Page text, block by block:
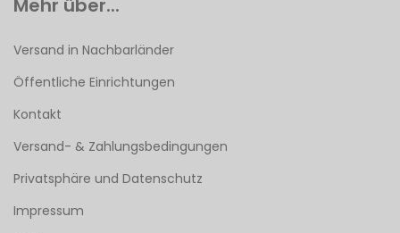
Mehr über...
Versand in Nachbarländer
Öffentliche Einrichtungen
Kontakt
Versand- & Zahlungsbedingungen
Privatsphäre und Datenschutz
Impressum